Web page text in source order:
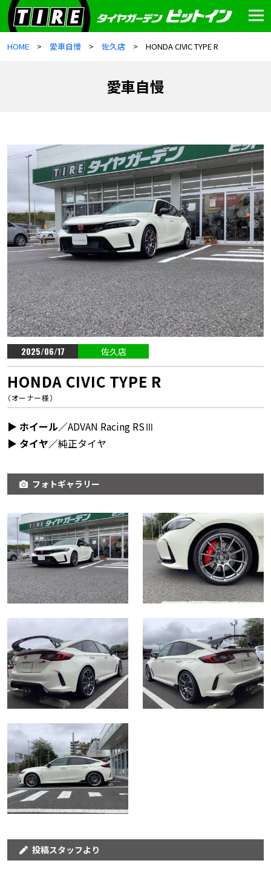
HOME 愛車自慢 佐久店 HONDA CIVIC TYPE R
愛車自慢
2025/06/17 佐久店
HONDA CIVIC TYPE R
（オーナー様）
▶︎ ホイール／ADVAN Racing RSⅢ
▶︎ タイヤ／純正タイヤ
フォトギャラリー
投稿スタッフより